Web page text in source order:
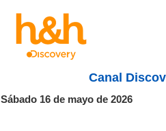
Canal
Sábado 16 de mayo de 2026